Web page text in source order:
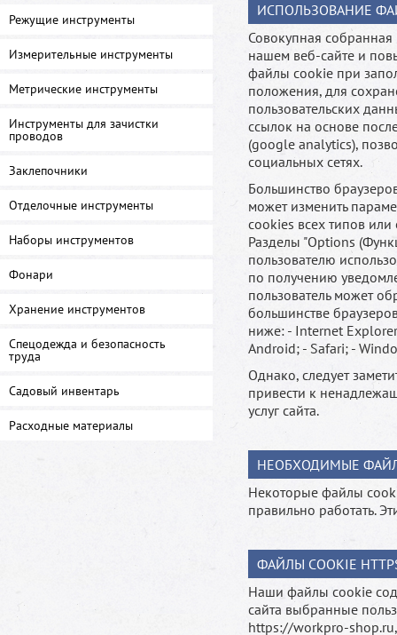
Режущие инструменты
Измерительные инструменты
Метрические инструменты
Инструменты для зачистки
проводов
Заклепочники
Отделочные инструменты
Наборы инструментов
Фонари
Хранение инструментов
Спецодежда и безопасность
труда
Садовый инвентарь
Расходные материалы
ИСПОЛЬЗОВАНИЕ
Совокупная
нашем веб-сайте и
файлы cookie при
положения, для
пользовательских
ссылок на основе
(google analytics),
социальных сетях.
Большинство
может изменить
cookies всех типов или
Разделы "Options
пользователю
по получению
пользователь может
большинстве
ниже: - Internet
Android; - Safari; -
Однако, следует
привести к
услуг сайта.
НЕОБХОДИМЫЕ
Некоторые файлы
правильно работать.
ФАЙЛЫ COOKIE
Наши файлы cookie
сайта выбранные
https://workpro-shop.ru,